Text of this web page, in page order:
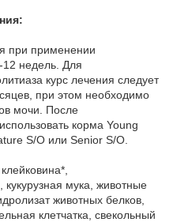
при применении
12 недель. Для
курс лечения следует
при этом необходимо
мочи. После
корма Young
S/O или Senior S/O.
мука, животные
животных белков,
клетчатка, свекольный